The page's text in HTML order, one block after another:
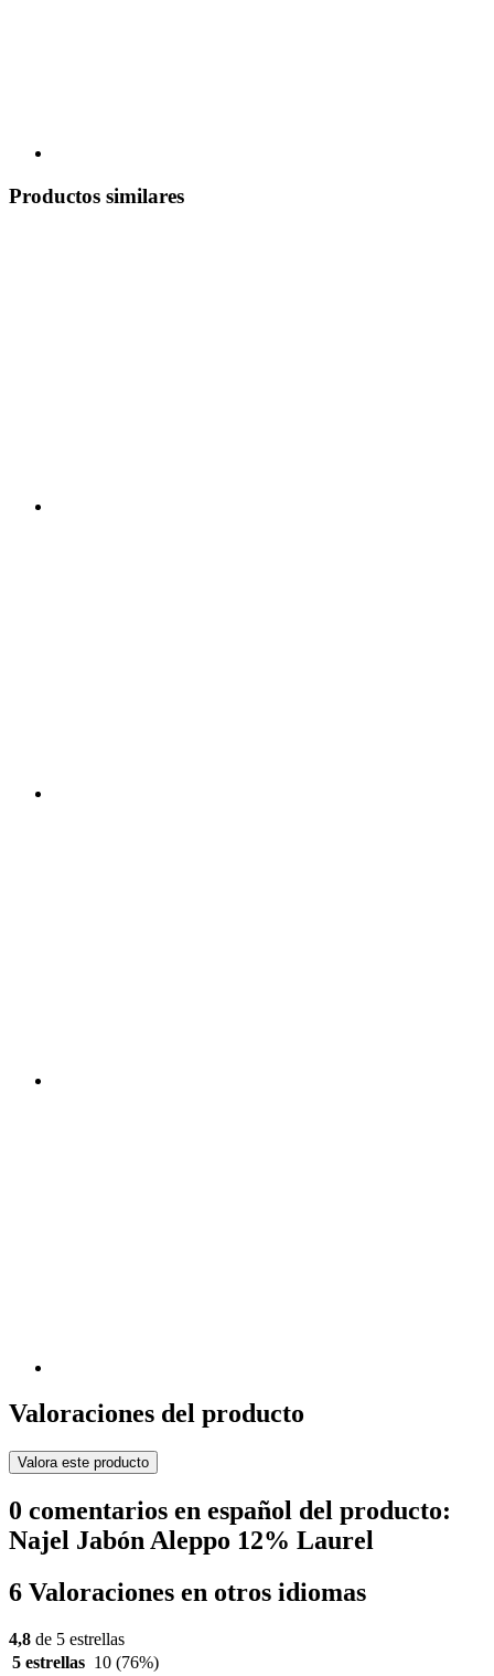
Productos similares
Valoraciones del producto
Valora este producto
0 comentarios en español del producto:
Najel Jabón Aleppo 12% Laurel
6 Valoraciones en otros idiomas
4,8 de 5 estrellas
5 estrellas 10 (76%)